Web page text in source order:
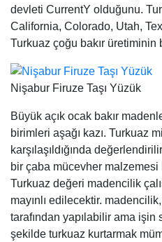
devleti CurrentY olduğunu.
California, Colorado, Utah,
Turkuaz çoğu bakır
Nişabur Firuze Taşı Yüzük
Büyük açık ocak bakır
birimleri aşağı kazı. Turkuaz
karşılaşıldığında
bir çaba mücevher malzemesi
Turkuaz değeri madencilik
mayınlı edilecektir.
tarafından yapılabilir ama işin
şekilde turkuaz kurtarmak